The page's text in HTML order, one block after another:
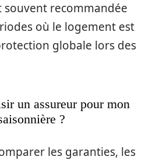
souvent recommandée
où le logement est
globale lors des
un assureur pour mon
?
les garanties, les